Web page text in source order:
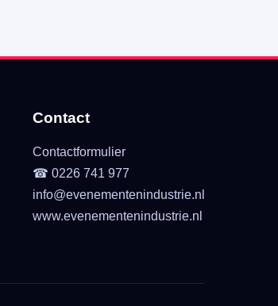
Contact
Contactformulier
☎ 0226 741 977
info@evenementenindustrie.nl
www.evenementenindustrie.nl